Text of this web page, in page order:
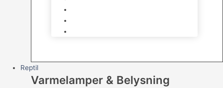
Reptil
Varmelamper & Belysning